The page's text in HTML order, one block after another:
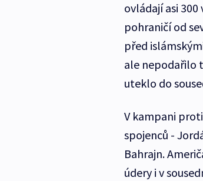
ovládají asi
pohraničí od
před
ale nepodařilo
uteklo do
V kampani
spojenců -
Bahrajn.
údery i v